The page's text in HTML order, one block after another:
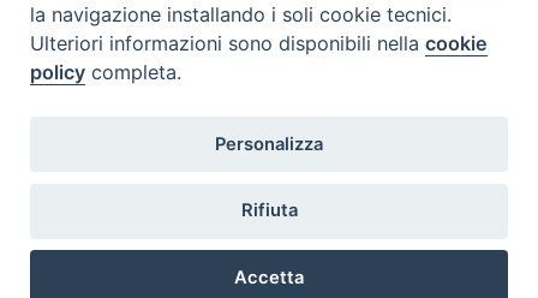
Piazza Sant'Antonio, 6
Curia Vescovile
Tel: 0875 707148
la navigazione installando i soli cookie tecnici.
Ulteriori informazioni sono disponibili nellacookie
policy completa.
Personalizza
Rifiuta
Accetta